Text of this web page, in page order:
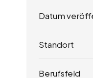
Datum
Standort
Berufsfeld